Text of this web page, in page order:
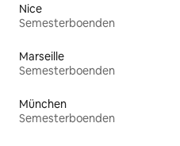
Nice
Semesterboenden
Marseille
Semesterboenden
München
Semesterboenden